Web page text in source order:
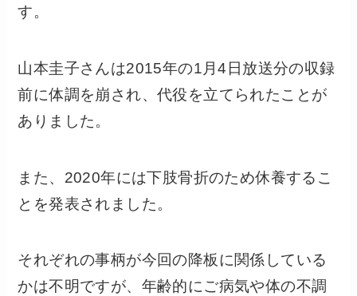
す。
山本圭子さんは2015年の1月4日放送分の収録
前に体調を崩され、代役を立てられたことが
ありました。
また、2020年には下肢骨折のため休養するこ
とを発表されました。
それぞれの事柄が今回の降板に関係している
かは不明ですが、年齢的にご病気や体の不調